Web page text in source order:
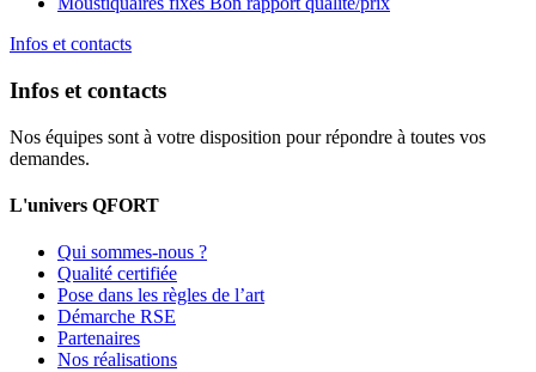
Infos et contacts
Infos et contacts
Nos équipes sont à votre disposition pour répondre à toutes vos
demandes.
L'univers QFORT
Qui sommes-nous ?
Qualité certifiée
Pose dans les règles de l’art
Démarche RSE
Partenaires
Nos réalisations